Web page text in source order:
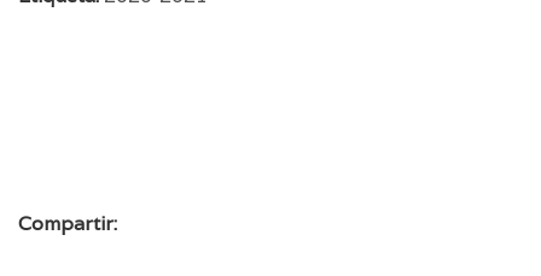
Compartir: